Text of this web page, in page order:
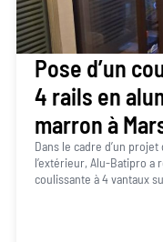
Pose d’un
4 rails en
marron à
Dans le cadre d’un
l’extérieur, Alu-Batipro a
coulissante à 4 vantaux